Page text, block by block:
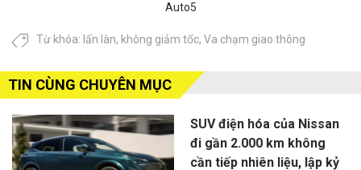
Auto5
Từ khóa: lấn làn, không giảm tốc, Va chạm giao thông
TIN CÙNG CHUYÊN MỤC
SUV điện hóa của Nissan
đi gần 2.000 km không
cần tiếp nhiên liệu, lập kỷ